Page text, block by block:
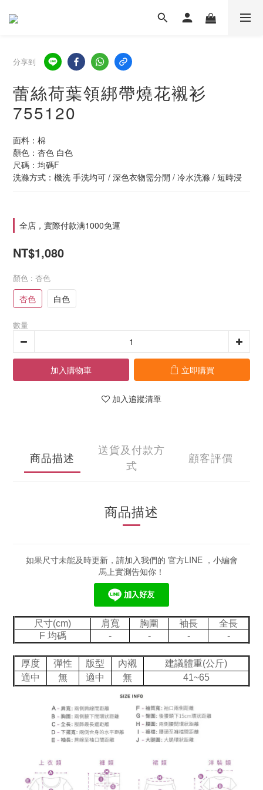
分享到
蕾絲荷葉領綁帶燒花襯衫
755120
面料：棉
顏色：杏色 白色
尺碼：均碼F
洗滌方式：機洗 手洗均可 / 深色衣物需分開 / 冷水洗滌 / 短時浸
全店，實際付款满1000免運
NT$1,080
顏色 : 杏色
杏色 白色
數量
加入購物車 立即購買
加入追蹤清單
商品描述
送貨及付款方
式
顧客評價
商品描述
如果尺寸未能及時更新，請加入我們的 官方LINE ，小編會
馬上實測告知你！
尺寸(cm) 肩寬 胸圍 袖長
全長
F 均碼
- - - -
厚度 彈性 版型 內襯
建議體重(公斤)
適中
無 適中 無 41~65